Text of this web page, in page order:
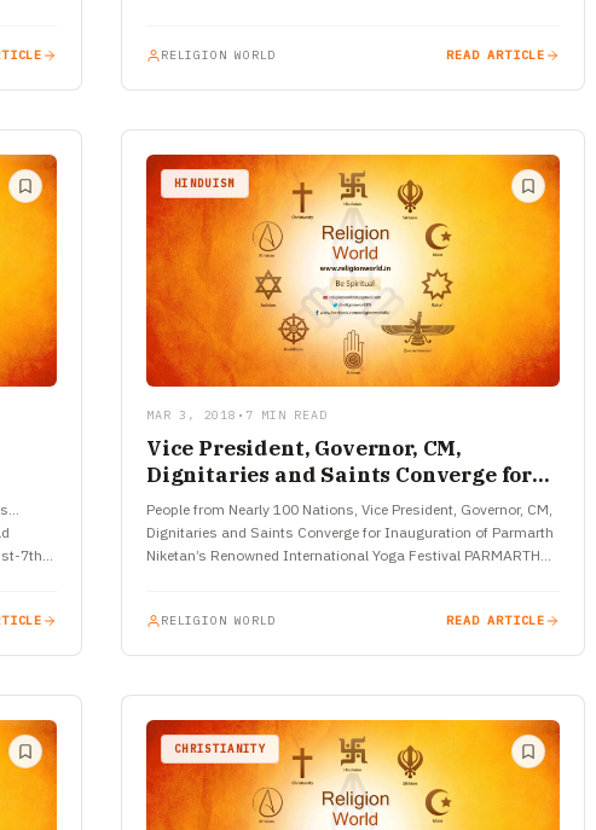
RELIGION WORLD READ ARTICLE
7th
HINDUISM
MAR 3, 2018 • 7 MIN READ
Vice President, Governor, CM,
Dignitaries and Saints Converge for
Inauguration of Parmarth Niketan’s
Renowned International Yoga Festival
People from Nearly 100 Nations, Vice President, Governor, CM,
Dignitaries and Saints Converge for Inauguration of Parmarth
Niketan’s Renowned International Yoga Festival PARMARTH
RELIGION WORLD READ ARTICLE
CHRISTIANITY